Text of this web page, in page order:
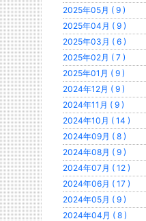
2025年05月 ( 9 )
2025年04月 ( 9 )
2025年03月 ( 6 )
2025年02月 ( 7 )
2025年01月 ( 9 )
2024年12月 ( 9 )
2024年11月 ( 9 )
2024年10月 ( 14 )
2024年09月 ( 8 )
2024年08月 ( 9 )
2024年07月 ( 12 )
2024年06月 ( 17 )
2024年05月 ( 9 )
2024年04月 ( 8 )